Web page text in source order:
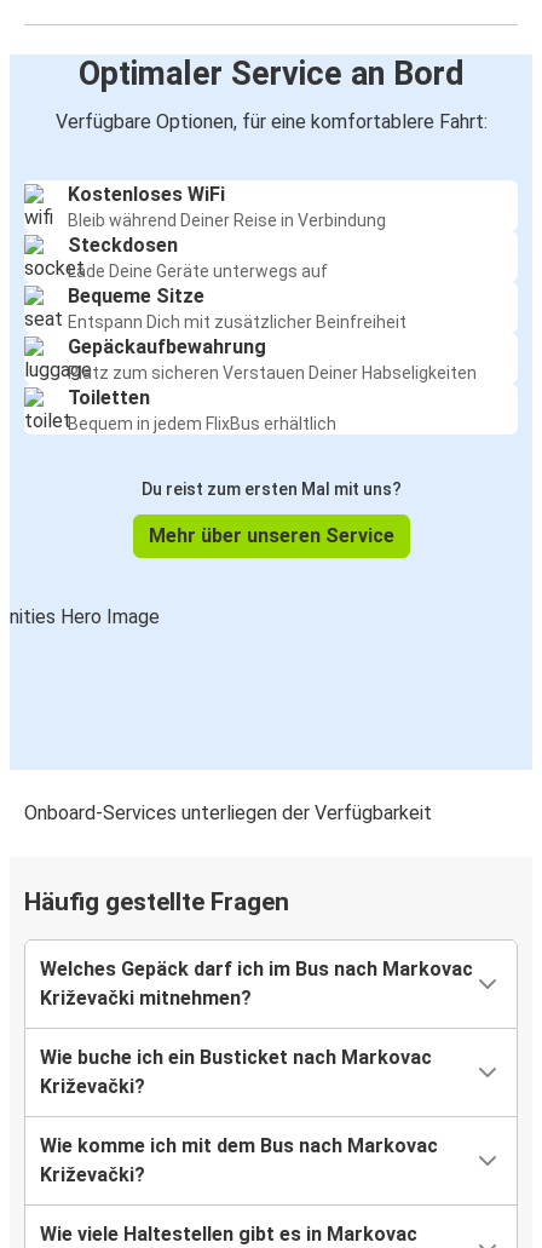
Optimaler Service an Bord
Verfügbare Optionen, für eine komfortablere Fahrt:
Kostenloses WiFi
Bleib während Deiner Reise in Verbindung
Steckdosen
Lade Deine Geräte unterwegs auf
Bequeme Sitze
Entspann Dich mit zusätzlicher Beinfreiheit
Gepäckaufbewahrung
Platz zum sicheren Verstauen Deiner Habseligkeiten
Toiletten
Bequem in jedem FlixBus erhältlich
Du reist zum ersten Mal mit uns?
Mehr über unseren Service
Onboard-Services unterliegen der Verfügbarkeit
Häufig gestellte Fragen
Welches Gepäck darf ich im Bus nach Markovac
Križevački mitnehmen?
Wie buche ich ein Busticket nach Markovac
Križevački?
Wie komme ich mit dem Bus nach Markovac
Križevački?
Wie viele Haltestellen gibt es in Markovac